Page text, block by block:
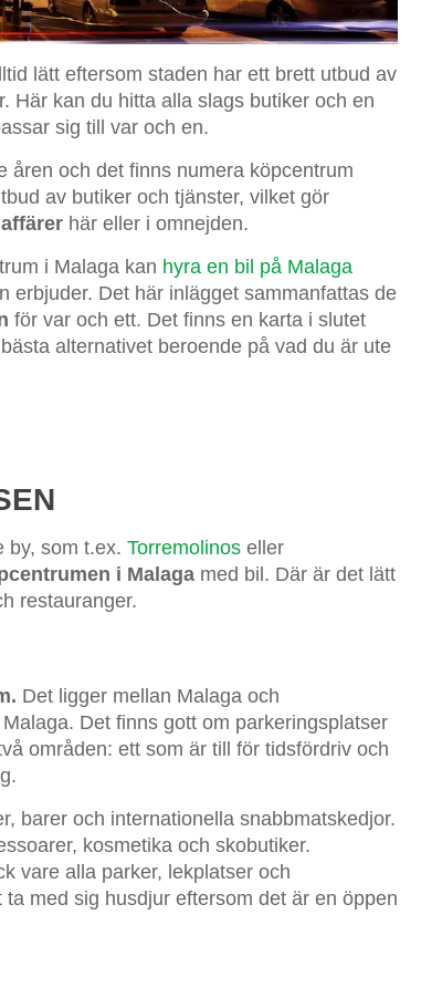
lätt eftersom staden har ett brett utbud av
Här kan du hitta alla slags butiker och en
sig till var och en.
åren och det finns numera köpcentrum
av butiker och tjänster, vilket gör
här eller i omnejden.
i Malaga kan hyra en bil på Malaga
erbjuder. Det här inlägget sammanfattas de
för var och ett. Det finns en karta i slutet
alternativet beroende på vad du är ute
by, som t.ex. Torremolinos eller
i Malaga med bil. Där är det lätt
restauranger.
Det ligger mellan Malaga och
Det finns gott om parkeringsplatser
områden: ett som är till för tidsfördriv och
barer och internationella snabbmatskedjor.
kosmetika och skobutiker.
vare alla parker, lekplatser och
med sig husdjur eftersom det är en öppen